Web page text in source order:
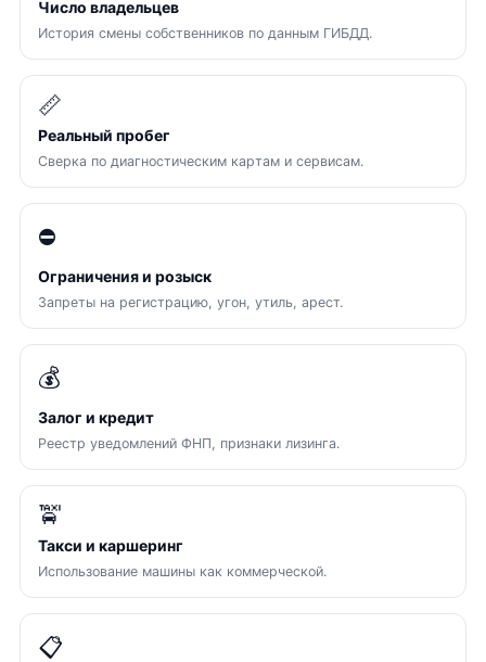
Число владельцев
История смены собственников по данным ГИБДД.
📏
Реальный пробег
Сверка по диагностическим картам и сервисам.
⛔
Ограничения и розыск
Запреты на регистрацию, угон, утиль, арест.
💰
Залог и кредит
Реестр уведомлений ФНП, признаки лизинга.
🚖
Такси и каршеринг
Использование машины как коммерческой.
📋